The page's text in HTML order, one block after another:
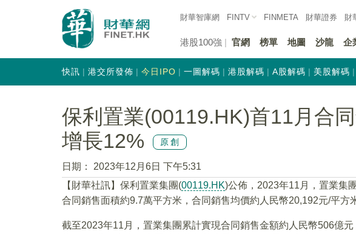
財華智庫網 FINTV FINMETA 財華證券 財
港股100強 官網 榜單 地圖 沙龍 企
快訊 港交所發佈 今日IPO 一圖解碼 港股解碼 A股解碼 美股解碼
保利置業(00119.HK)首11月合
增長12%
原創
日期：
2023年12月6日 下午5:31
【財華社訊】保利置業集團(00119.HK)公佈，2023年11月，置業集
合同銷售面積約9.7萬平方米，合同銷售均價約人民幣20,192元/平方
截至2023年11月，置業集團累計實現合同銷售金額約人民幣506億